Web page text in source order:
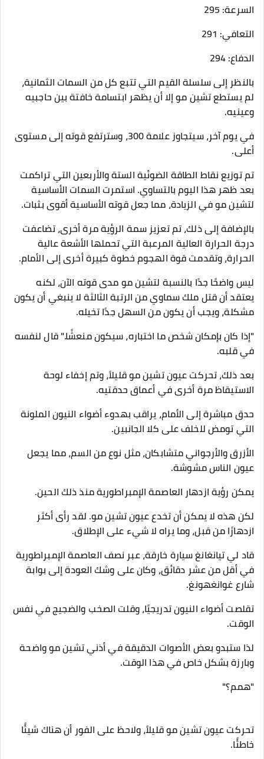
السرعة: 295
التعافي: 291
الدفاع: 294
بالنظر إلى سلسلة القيم التي تتبع كل من السمات الثمانية،
لم يستطع تشين مو إلا أن يظهر ابتسامة خافتة بين حاجبيه
وعينيه.
في يوم آخر، سيتجاوز علامة 300، وسترتفع قوته إلى مستوى
أعلى.
تم توزيع نقاط الطاقة الضوئية الستة والأربعين التي تراكمت
بعد ظهر هذا اليوم بالتساوي. استمرت السمات الأساسية
لتشين مو في الزيادة، مما جعل قوته الأساسية أقوى بثبات.
بالإضافة إلى ذلك، تم تعزيز سمة الرؤية مرة أخرى، تضاعفت
درجة الحرارة العالية المرعبة التي تحملها الأشعة عالية
الحرارة، وتقدمت قوة الهجوم خطوة كبيرة أخرى إلى الأمام.
ليس واضحًا جدًا بالنسبة لتشين مو مدى قوته الآن، لكنه
يعتقد أن قتل ملك سماوي من الرتبة الثالثة لا ينبغي أن يكون
مشكلة، ويجب أن يكون من السهل جدًا تخيله.
"إذا كان بإمكان شخص ما اختباره، سيكون منعشًا." قال لنفسه
في قلبه.
بعد ذلك، تحركت عيون تشين مو قليلاً، وتم إخفاء لوحة
الاستيقاظ مرة أخرى في أعماق حدقتيه.
حدق مباشرة إلى الأمام، يراقب بهدوء أضواء النيون الملونة
التي تومض للخلف على كلا الجانبين.
الأزرق والأرجواني متشابكان، مثل نوع من السم، مما يجعل
عيون الناس مشوشة.
يمكن رؤية ازدهار العاصمة الإمبراطورية منذ ذلك الحين.
لكن هذه لا يمكن أن تخدع عيون تشين مو. لقد رأى أكثر
ازدهارًا من قبل، وما يراه لا شيء على الإطلاق.
قاد لي تيانغانغ سيارة خارقة، عبر نصف العاصمة الإمبراطورية
في أقل من عشر دقائق، وكان على وشك العودة إلى بوابة
شارع غوانغهونغ.
تقلصت أضواء النيون تدريجيًا، وقلت الصخب والضجيج في نفس
الوقت.
لذا ستبدو بعض الأصوات الدقيقة في أذني تشين مو واضحة
وبارزة بشكل خاص في هذا الوقت.
"همم؟"
تحركت عيون تشين مو قليلاً، ولاحظ على الفور أن هناك شيئًا
خاطئًا.